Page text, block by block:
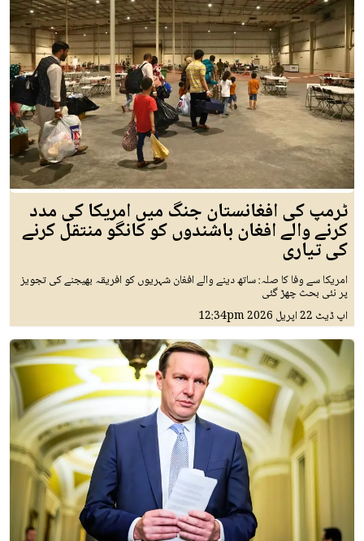
ٹرمپ کی افغانستان جنگ میں امریکا کی مدد
کرنے والے افغان باشندوں کو کانگو منتقل کرنے
کی تیاری
امریکا سے وفا کا صلہ: ساتھ دینے والے افغان شہریوں کو افریقہ بھیجنے کی تجویز
پر نئی بحث چھڑ گئی
اپ ڈیٹ 22 اپريل 2026 12:34pm